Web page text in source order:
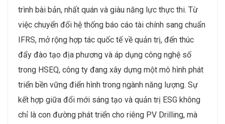
trình bài bản, nhất quán và giàu năng lực thực thi. Từ
việc chuyển đổi hệ thống báo cáo tài chính sang chuẩn
IFRS, mở rộng hợp tác quốc tế về quản trị, đến thúc
đẩy đào tạo địa phương và áp dụng công nghệ số
trong HSEQ, công ty đang xây dựng một mô hình phát
triển bền vững điển hình trong ngành năng lượng. Sự
kết hợp giữa đổi mới sáng tạo và quản trị ESG không
chỉ là con đường phát triển cho riêng PV Drilling, mà